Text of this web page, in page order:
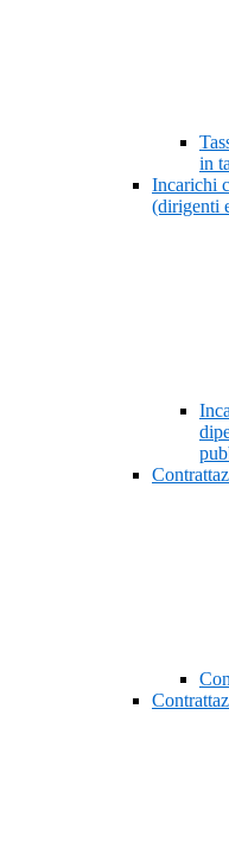
in
Incarichi
(dirigenti